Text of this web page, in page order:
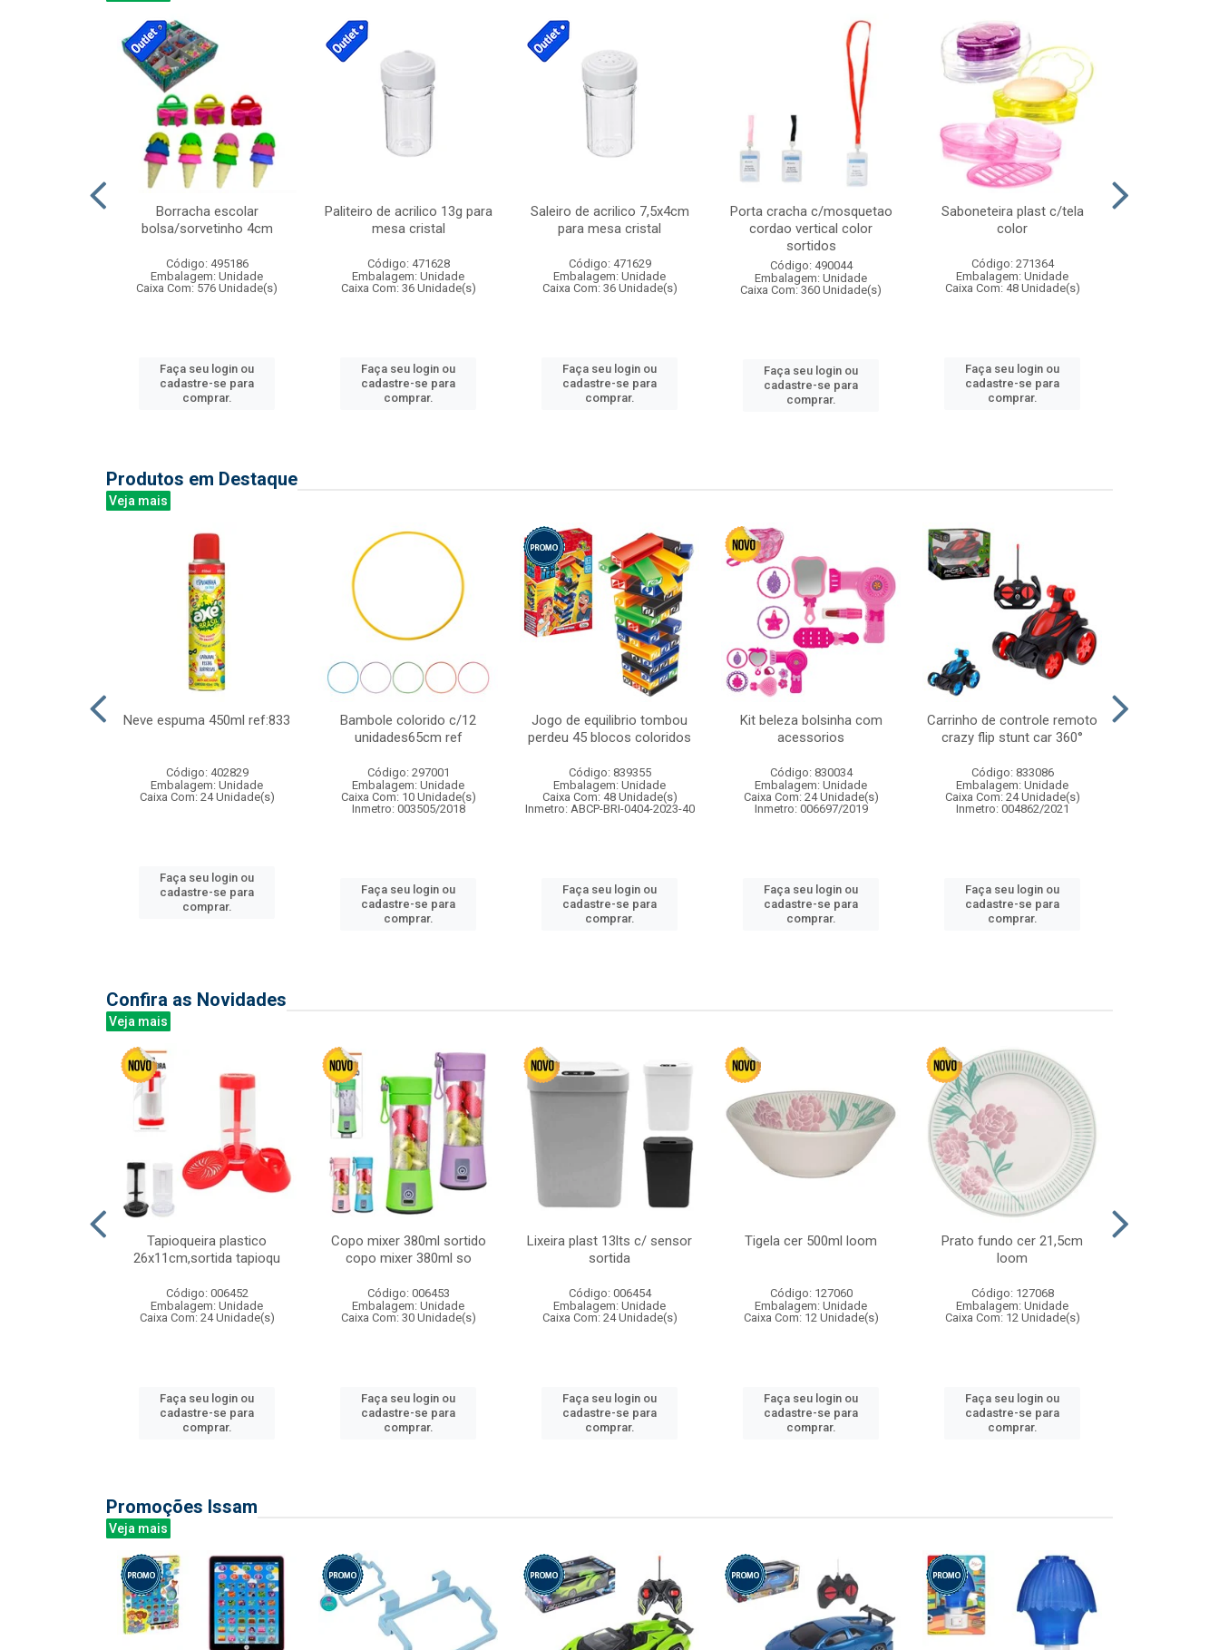
Borracha escolar
bolsa/sorvetinho 4cm
Código: 495186
Embalagem: Unidade
Caixa Com: 576 Unidade(s)
Faça seu login ou
cadastre-se para
comprar.
Paliteiro de acrilico 13g para
mesa cristal
Código: 471628
Embalagem: Unidade
Caixa Com: 36 Unidade(s)
Faça seu login ou
cadastre-se para
comprar.
Saleiro de acrilico 7,5x4cm
para mesa cristal
Código: 471629
Embalagem: Unidade
Caixa Com: 36 Unidade(s)
Faça seu login ou
cadastre-se para
comprar.
Porta cracha c/mosquetao
cordao vertical color
sortidos
Código: 490044
Embalagem: Unidade
Caixa Com: 360 Unidade(s)
Faça seu login ou
cadastre-se para
comprar.
Saboneteira plast c/tela
color
Código: 271364
Embalagem: Unidade
Caixa Com: 48 Unidade(s)
Faça seu login ou
cadastre-se para
comprar.
Produtos em Destaque
Veja mais
Neve espuma 450ml ref:833
Código: 402829
Embalagem: Unidade
Caixa Com: 24 Unidade(s)
Faça seu login ou
cadastre-se para
comprar.
Bambole colorido c/12
unidades65cm ref
Código: 297001
Embalagem: Unidade
Caixa Com: 10 Unidade(s)
Inmetro: 003505/2018
Faça seu login ou
cadastre-se para
comprar.
Jogo de equilibrio tombou
perdeu 45 blocos coloridos
Código: 839355
Embalagem: Unidade
Caixa Com: 48 Unidade(s)
Inmetro: ABCP-BRI-0404-2023-40
Faça seu login ou
cadastre-se para
comprar.
Kit beleza bolsinha com
acessorios
Código: 830034
Embalagem: Unidade
Caixa Com: 24 Unidade(s)
Inmetro: 006697/2019
Faça seu login ou
cadastre-se para
comprar.
Carrinho de controle remoto
crazy flip stunt car 360°
Código: 833086
Embalagem: Unidade
Caixa Com: 24 Unidade(s)
Inmetro: 004862/2021
Faça seu login ou
cadastre-se para
comprar.
Confira as Novidades
Veja mais
Tapioqueira plastico
26x11cm,sortida tapioqu
Código: 006452
Embalagem: Unidade
Caixa Com: 24 Unidade(s)
Faça seu login ou
cadastre-se para
comprar.
Copo mixer 380ml sortido
copo mixer 380ml so
Código: 006453
Embalagem: Unidade
Caixa Com: 30 Unidade(s)
Faça seu login ou
cadastre-se para
comprar.
Lixeira plast 13lts c/ sensor
sortida
Código: 006454
Embalagem: Unidade
Caixa Com: 24 Unidade(s)
Faça seu login ou
cadastre-se para
comprar.
Tigela cer 500ml loom
Código: 127060
Embalagem: Unidade
Caixa Com: 12 Unidade(s)
Faça seu login ou
cadastre-se para
comprar.
Prato fundo cer 21,5cm
loom
Código: 127068
Embalagem: Unidade
Caixa Com: 12 Unidade(s)
Faça seu login ou
cadastre-se para
comprar.
Promoções Issam
Veja mais